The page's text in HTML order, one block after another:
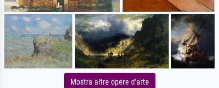
Mostra altre opere d'arte